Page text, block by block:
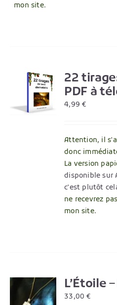
mon site.
22
PDF à
4,99€
Attention, il
donc
La version
disponible sur
c'est plutôt
ne recevrez
mon site.
L’Étoile
33,00€